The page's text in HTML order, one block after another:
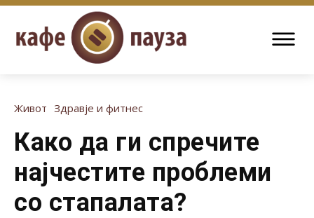
Живот Здравје и фитнес
Како да ги спречите
најчестите проблеми
со стапалата?